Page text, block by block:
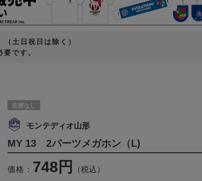
土日祝日は除く）
です。
在庫なし
モンテディオ山形
MY 13 2パーツメガホン（L)
価格： 748円 （税込）